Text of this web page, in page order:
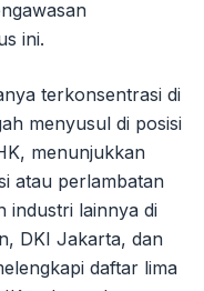
ini.
terkonsentrasi di
menyusul di posisi
menunjukkan
atau perlambatan
industri lainnya di
DKI Jakarta, dan
daftar lima